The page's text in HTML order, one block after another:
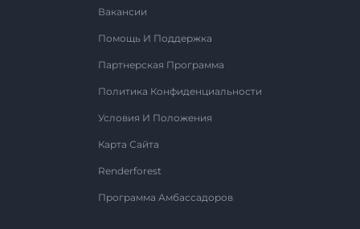
Вакансии
Помощь И Поддержка
Партнерская Программа
Политика Конфиденциальности
Условия И Положения
Карта Сайта
Renderforest
Программа Амбассадоров